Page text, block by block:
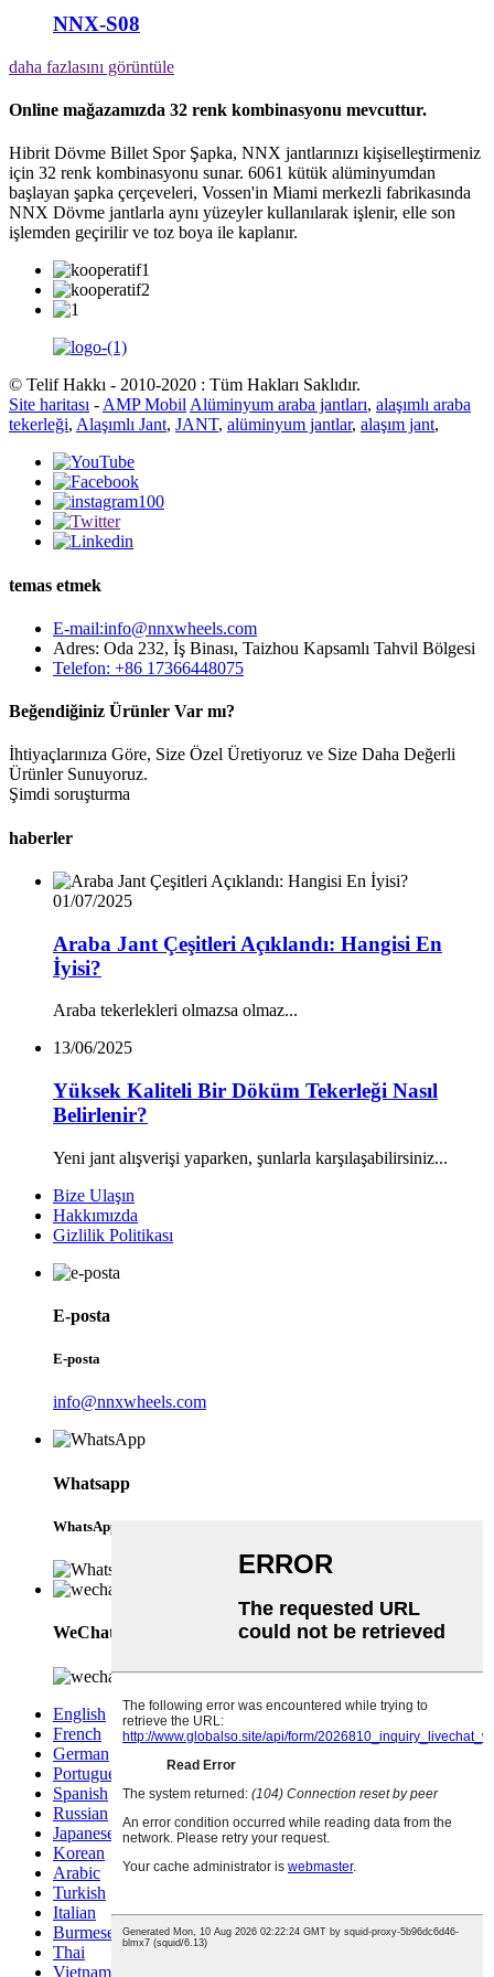
NNX-S08
daha fazlasını görüntüle
Online mağazamızda 32 renk kombinasyonu mevcuttur.
Hibrit Dövme Billet Spor Şapka, NNX jantlarınızı kişiselleştirmeniz
için 32 renk kombinasyonu sunar. 6061 kütük alüminyumdan
başlayan şapka çerçeveleri, Vossen'in Miami merkezli fabrikasında
NNX Dövme jantlarla aynı yüzeyler kullanılarak işlenir, elle son
işlemden geçirilir ve toz boya ile kaplanır.
© Telif Hakkı - 2010-2020 : Tüm Hakları Saklıdır.
Site haritası - AMP Mobil Alüminyum araba jantları, alaşımlı araba
tekerleği, Alaşımlı Jant, JANT, alüminyum jantlar, alaşım jant,
temas etmek
E-mail:info@nnxwheels.com
Adres: Oda 232, İş Binası, Taizhou Kapsamlı Tahvil Bölgesi
Telefon: +86 17366448075
Beğendiğiniz Ürünler Var mı?
İhtiyaçlarınıza Göre, Size Özel Üretiyoruz ve Size Daha Değerli
Ürünler Sunuyoruz.
Şimdi soruşturma
haberler
01/07/2025
Araba Jant Çeşitleri Açıklandı: Hangisi En
İyisi?
Araba tekerlekleri olmazsa olmaz...
13/06/2025
Yüksek Kaliteli Bir Döküm Tekerleği Nasıl
Belirlenir?
Yeni jant alışverişi yaparken, şunlarla karşılaşabilirsiniz...
Bize Ulaşın
Hakkımızda
Gizlilik Politikası
E-posta
E-posta
info@nnxwheels.com
Whatsapp
WhatsApp
WeChat
English
French
German
Portuguese
Spanish
Russian
Japanese
Korean
Arabic
Turkish
Italian
Burmese
Thai
Vietnamese